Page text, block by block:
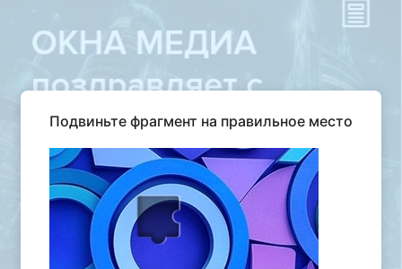
Подвиньте фрагмент на правильное место